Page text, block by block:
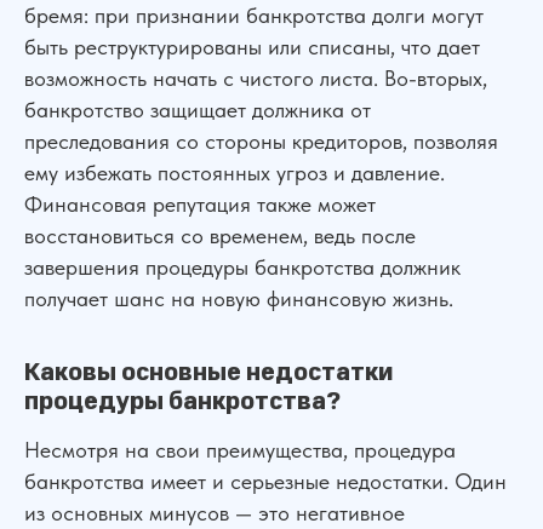
бремя: при признании банкротства долги могут
быть реструктурированы или списаны, что дает
возможность начать с чистого листа. Во-вторых,
банкротство защищает должника от
преследования со стороны кредиторов, позволяя
ему избежать постоянных угроз и давление.
Финансовая репутация также может
восстановиться со временем, ведь после
завершения процедуры банкротства должник
получает шанс на новую финансовую жизнь.
Каковы основные недостатки
процедуры банкротства?
Несмотря на свои преимущества, процедура
банкротства имеет и серьезные недостатки. Один
из основных минусов — это негативное
УСЛУГИ
ДЛЯ КЛИЕНТОВ
Сильная юридическая компания в
России
+7 (961) 304-06-60
АвтоЮрист
Семейные дела
Экспертизы